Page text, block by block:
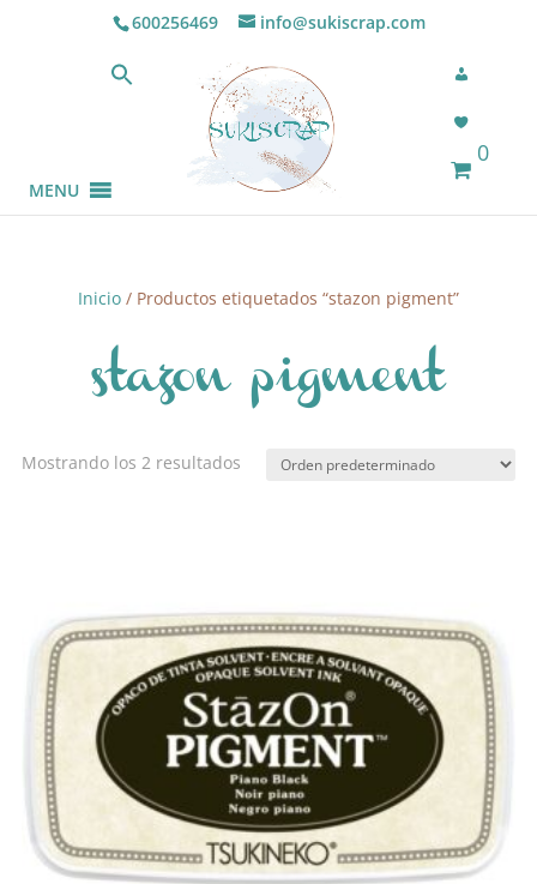
600256469 info@sukiscrap.com
0
MENU
Inicio / Productos etiquetados “stazon pigment”
stazon pigment
Mostrando los 2 resultados